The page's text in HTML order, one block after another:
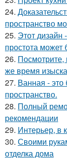
24.
пространство
25. Этот дизайн
простота может
26. Посмотрите,
же время
27. Ванная -
пространство.
28. Полный
рекомендации
29. Интерьер, в
30. Своими
отделка дома